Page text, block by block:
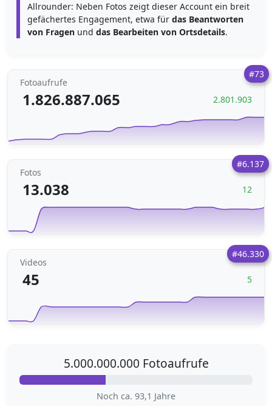
Allrounder: Neben Fotos zeigt dieser Account ein breit
gefächertes Engagement, etwa für das Beantworten
von Fragen und das Bearbeiten von Ortsdetails.
#73
Fotoaufrufe
1.826.887.065 2.801.903
#6.137
Fotos
13.038 12
#46.330
Videos
45 5
5.000.000.000 Fotoaufrufe
Noch ca. 93,1 Jahre